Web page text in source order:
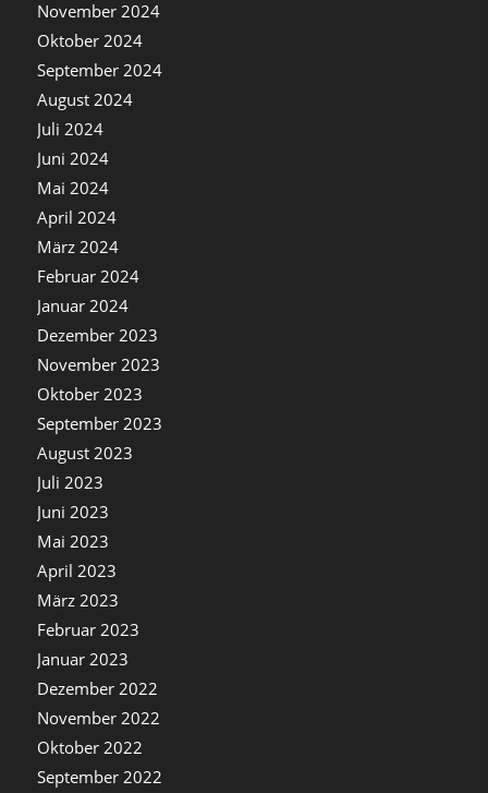
November 2024
Oktober 2024
September 2024
August 2024
Juli 2024
Juni 2024
Mai 2024
April 2024
März 2024
Februar 2024
Januar 2024
Dezember 2023
November 2023
Oktober 2023
September 2023
August 2023
Juli 2023
Juni 2023
Mai 2023
April 2023
März 2023
Februar 2023
Januar 2023
Dezember 2022
November 2022
Oktober 2022
September 2022